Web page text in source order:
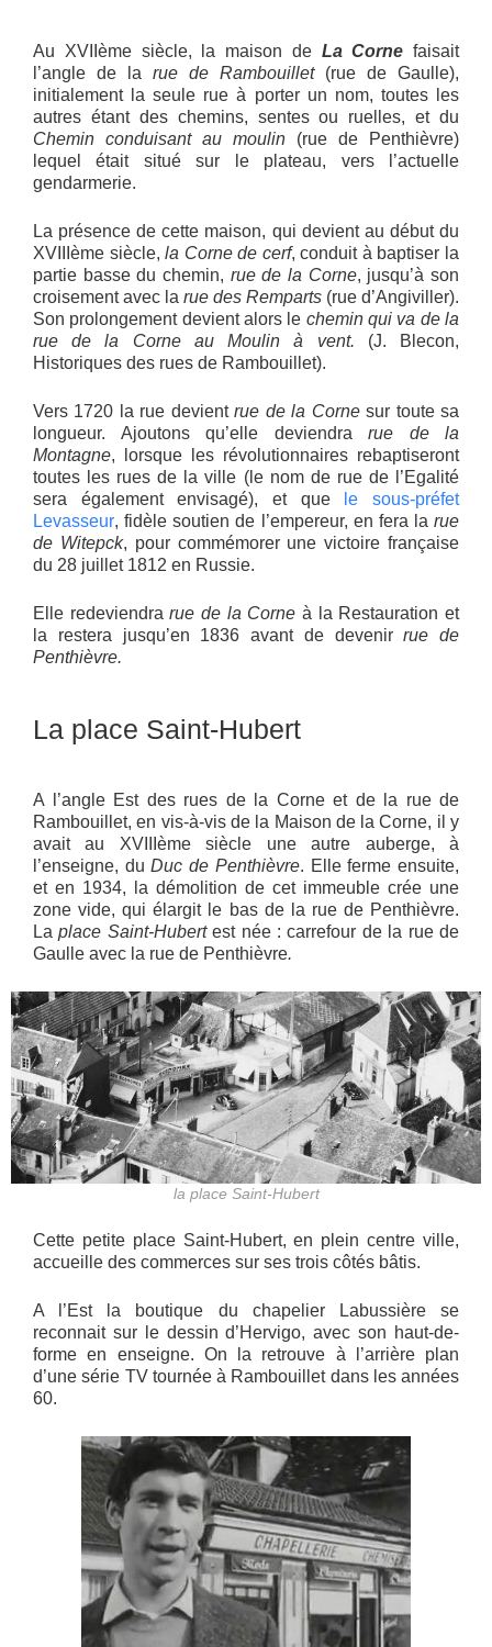
Au XVIIème siècle, la maison de La Corne faisait
l’angle de la rue de Rambouillet (rue de Gaulle),
initialement la seule rue à porter un nom, toutes les
autres étant des chemins, sentes ou ruelles, et du
Chemin conduisant au moulin (rue de Penthièvre)
lequel était situé sur le plateau, vers l’actuelle
gendarmerie.
La présence de cette maison, qui devient au début du
XVIIIème siècle,la Corne de cerf, conduit à baptiser la
partie basse du chemin, rue de la Corne, jusqu’à son
croisement avec la rue des Remparts (rue d’Angiviller).
Son prolongement devient alors le chemin qui va de la
rue de la Corne au Moulin à vent. (J. Blecon,
Historiques des rues de Rambouillet).
Vers 1720 la rue devientrue de la Cornesur toute sa
longueur. Ajoutons qu’elle deviendra rue de la
Montagne, lorsque les révolutionnaires rebaptiseront
toutes les rues de la ville (le nom de rue de l’Egalité
sera également envisagé), et que
le sous-préfet
Levasseur, fidèle soutien de l’empereur, en fera la rue
de Witepck, pour commémorer une victoire française
du 28 juillet 1812 en Russie.
Elle redeviendrarue de la Corneà la Restauration et
la restera jusqu’en 1836 avant de devenirrue de
Penthièvre.
La place Saint-Hubert
A l’angle Est des rues de la Corne et de la rue de
Rambouillet, en vis-à-vis de la Maison de la Corne, il y
avait au XVIIIème siècle une autre auberge, à
l’enseigne, duDuc de Penthièvre. Elle ferme ensuite,
et en 1934, la démolition de cet immeuble crée une
zone vide, qui élargit le bas de la rue de Penthièvre.
Laplace Saint-Hubertest née : carrefour de la rue de
Gaulle avec la rue de Penthièvre.
la place Saint-Hubert
Cette petite place Saint-Hubert, en plein centre ville,
accueille des commerces sur ses trois côtés bâtis.
A l’Est la boutique du chapelier Labussière se
reconnait sur le dessin d’Hervigo, avec son haut-de-
forme en enseigne. On la retrouve à l’arrière plan
d’une série TV tournée à Rambouillet dans les années
60.